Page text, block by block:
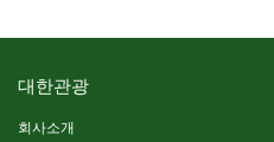
대한관광
회사소개